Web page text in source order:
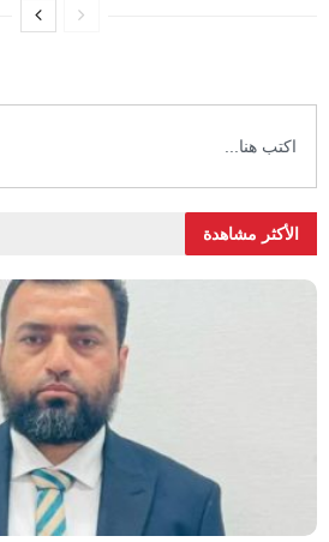
الأكثر مشاهدة